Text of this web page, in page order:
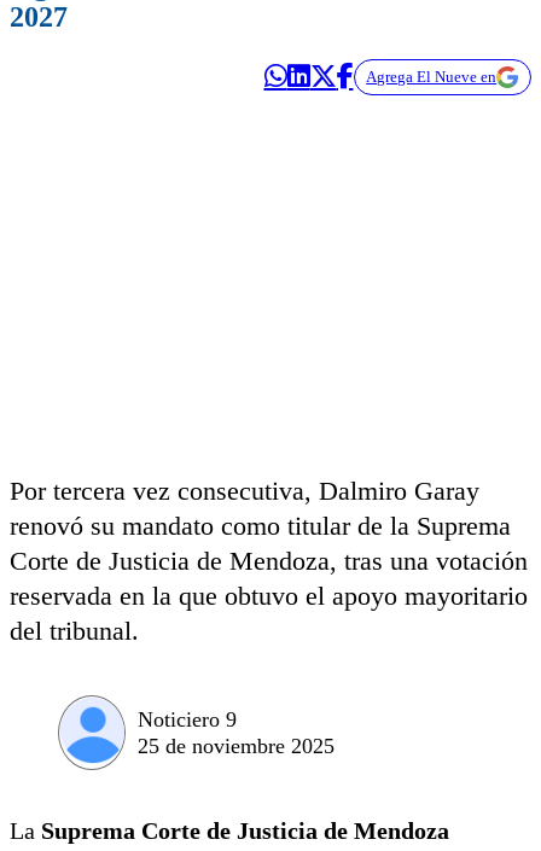
2027
Agrega El Nueve en
Por tercera vez consecutiva, Dalmiro Garay
renovó su mandato como titular de la Suprema
Corte de Justicia de Mendoza, tras una votación
reservada en la que obtuvo el apoyo mayoritario
del tribunal.
Noticiero 9
25 de noviembre 2025
La Suprema Corte de Justicia de Mendoza